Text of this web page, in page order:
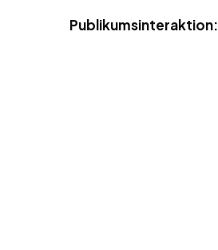
Publikumsinteraktion: